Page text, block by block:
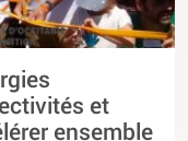
et
ensemble